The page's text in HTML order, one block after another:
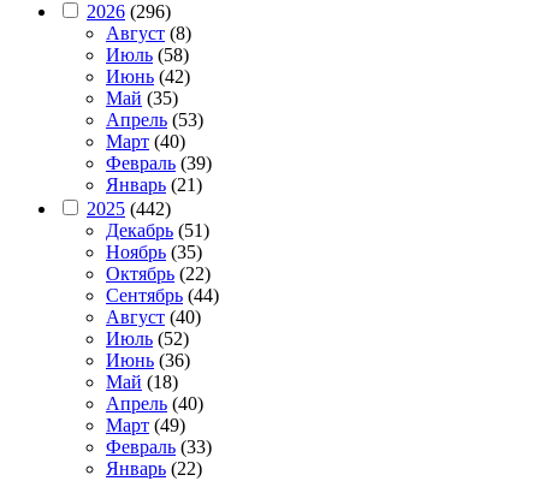
2026 (296)
Август (8)
Июль (58)
Июнь (42)
Май (35)
Апрель (53)
Март (40)
Февраль (39)
Январь (21)
2025 (442)
Декабрь (51)
Ноябрь (35)
Октябрь (22)
Сентябрь (44)
Август (40)
Июль (52)
Июнь (36)
Май (18)
Апрель (40)
Март (49)
Февраль (33)
Январь (22)